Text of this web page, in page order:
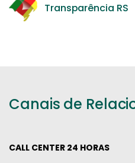
Transparência RS
Canais de
CALL CENTER 24 HORAS